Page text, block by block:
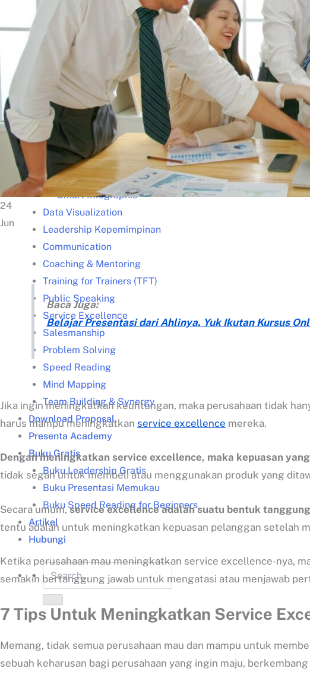
Lazada – Presentasi Memukau
Samsung – Business Reporting
Samsung – Creative Thinking
Unilever – Communication
Unilever – Training for Trainers
Gunung Sewu – Team Building
Training Unggulan
Presentation
Smart Presentation
Smart PowerPoint
Smart Infographic
Data Visualization
Leadership Kepemimpinan
Communication
Coaching & Mentoring
Training for Trainers (TFT)
Public Speaking
Service Excellence
Salesmanship
Problem Solving
Speed Reading
Mind Mapping
Team Building & Synergy
Download Proposal
Presenta Academy
Buku Gratis
Buku Leadership Gratis
Buku Presentasi Memukau
Buku Speed Reading for Beginners
Artikel
Hubungi
24
Jun
Baca Juga:
Belajar Presentasi dari Ahlinya. Yuk Ikutan Kursus
Jika ingin meningkatkan keuntungan, maka perusahaan tidak
harus mampu meningkatkan service excellence mereka.
Dengan meningkatkan service excellence, maka kepuasan
tidak segan untuk membeli atau menggunakan produk yang
Secara umum,service excellence adalah suatu bentuk
tentu adalah untuk meningkatkan kepuasan pelanggan setelah
Ketika perusahaan mau meningkatkan service excellence-nya,
semakin bertanggung jawab untuk mengatasi atau menjawab
7 Tips Untuk Meningkatkan Service
Memang, tidak semua perusahaan mau dan mampu untuk
sebuah keharusan bagi perusahaan yang ingin maju,